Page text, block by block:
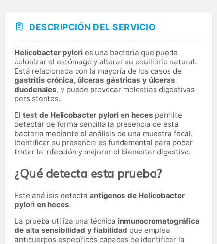
DESCRIPCIÓN DEL SERVICIO
Helicobacter pylori es una bacteria que puede
colonizar el estómago y alterar su equilibrio natural.
Está relacionada con la mayoría de los casos de
gastritis crónica, úlceras gástricas y úlceras
duodenales, y puede provocar molestias digestivas
persistentes.
El test de Helicobacter pylori en heces permite
detectar de forma sencilla la presencia de esta
bacteria mediante el análisis de una muestra fecal.
Identificar su presencia es fundamental para poder
tratar la infección y mejorar el bienestar digestivo.
¿Qué detecta esta prueba?
Este análisis detecta antígenos de Helicobacter
pylori en heces.
La prueba utiliza una técnica inmunocromatográfica
de alta sensibilidad y fiabilidad que emplea
anticuerpos específicos capaces de identificar la